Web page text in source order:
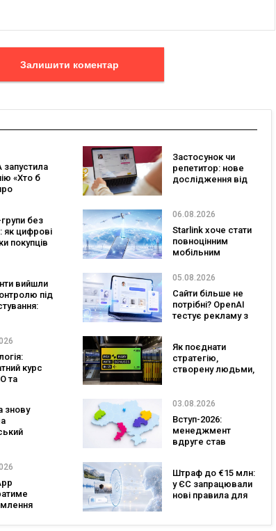
Залишити коментар
запустила
«Хто б
побачити
Застосунок чи
репетитор: нове
дослідження від
заговорити
іноземною мовою
без
цифрові
покупців
06.08.2026
Starlink хоче стати
повноцінним
мобільним
SpaceX готує
Verizon, AT&T і T-
Mobile
вийшли
під
05.08.2026
Сайти більше не
потрібні? OpenAI
тестує рекламу з
бренду
курс
та
Як поєднати
стратегію,
створену людьми,
SHOTS
знову
03.08.2026
Вступ-2026:
менеджмент
вдруге став
кількість заяв —
рекордна за 5
років
чатів: що
Штраф до €15 млн:
у ЄС запрацювали
нові правила для